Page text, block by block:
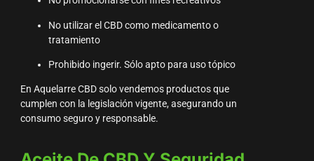
No utilizar el CBD como medicamento o
tratamiento
Prohibido ingerir. Sólo apto para uso tópico
En Aquelarre CBD solo vendemos productos que
cumplen con la legislación vigente, asegurando un
consumo seguro y responsable.